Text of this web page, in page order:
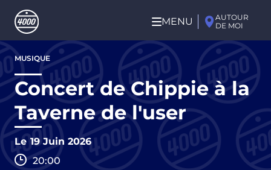
Aller au contenu principal
MENU
AUTOUR
DE MOI
Aller
au
contenu
principal
MUSIQUE
Concert de Chippie à la
Taverne de l'user
Le 19 Juin 2026
20:00